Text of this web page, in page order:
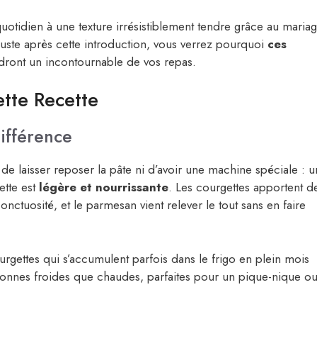
à une texture irrésistiblement tendre grâce au
après cette introduction, vous verrez pourquoi ces
un incontournable de vos repas.
Recette
laisser reposer la pâte ni d’avoir une machine spéciale :
est légère et nourrissante. Les courgettes apportent
et le parmesan vient relever le tout sans en faire
qui s’accumulent parfois dans le frigo en plein mois
froides que chaudes, parfaites pour un pique-nique ou